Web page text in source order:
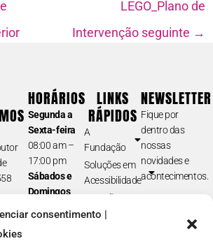
consentimento |
LEGO_Plano de
Intervenção seguinte →
–
HORÁRIOS
Segunda a
Sexta-feira
08:00 am –
17:00 pm
Sábados e
Domingos
LINKS
RÁPIDOS
A
Fundação
Soluções em
Acessibilidade
Atuação
Notícias
NEWSLETTER
Fique por
dentro das
nossas
novidades e
acontecimentos.